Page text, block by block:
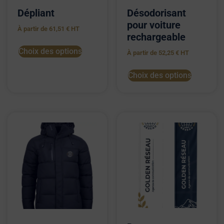
Dépliant
À partir de 61,51 € HT
Choix des options
Désodorisant
pour voiture
rechargeable
À partir de 52,25 € HT
Choix des options